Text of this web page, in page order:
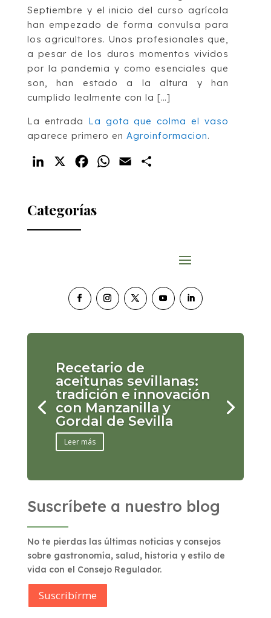
Septiembre y el inicio del curso agrícola
han empezado de forma convulsa para
los agricultores. Unos profesionales que,
a pesar de los duros momentos vividos
por la pandemia y como esenciales que
son, han estado a la altura y han
cumplido lealmente con la […]
La entrada La gota que colma el vaso
aparece primero en Agroinformacion.
LinkedIn FacebookWhatsApp
Email
Categorías
Recetario de
aceitunas sevillanas:
tradición e innovación
con Manzanilla y
Gordal de Sevilla
Leer más
Suscríbete a nuestro blog
No te pierdas las últimas noticias y consejos
sobre gastronomía, salud, historia y estilo de
vida con el Consejo Regulador.
Suscribírme